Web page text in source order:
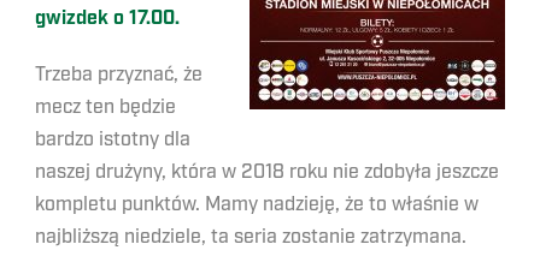
gwizdek o 17.00.
Trzeba przyznać, że
mecz ten będzie
bardzo istotny dla
naszej drużyny, która w 2018 roku nie zdobyła jeszcze
kompletu punktów. Mamy nadzieję, że to właśnie w
najbliższą niedziele, ta seria zostanie zatrzymana.